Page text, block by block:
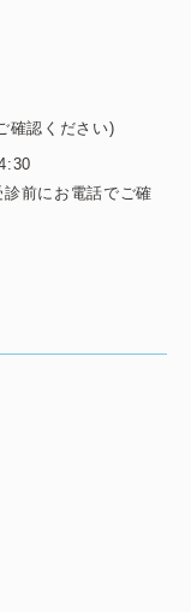
確認ください)
前にお電話でご確